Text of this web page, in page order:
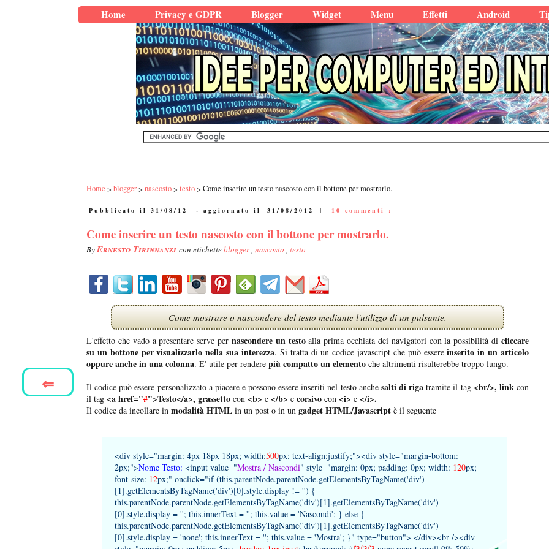
Home Privacy e GDPR Blogger Widget Menu Effetti Android
Home blogger nascosto testo Come inserire un testo nascosto con il bottone per mostrarlo.
Pubblicato il 31/08/12 - aggiornato il 31/08/2012 | 10 commenti :
Come inserire un testo nascosto con il bottone per mostrarlo.
ByErnesto Tirinnanzi con etichetteblogger, nascosto , testo
Come mostrare o nascondere del testo mediante l'utilizzo di un pulsante.
L'effetto che vado a presentare serve per nascondere un testoalla prima occhiata dei navigatori con la possibilità dicliccare
su un bottone per visualizzarlo nella sua interezza. Si tratta di un codice javascript che può essereinserito in un articolo
oppure anche in una colonna. E' utile per rendere più compatto un elemento che altrimenti risulterebbe troppo lungo.
Il codice può essere personalizzato a piacere e possono essere inseriti nel testo anche salti di riga tramite il tag <br/>, linkcon
il tag <a href="#">Testo</a>, grassetto con <b> e </b> e corsivo con <i> e </i>.
Il codice da incollare in modalità HTML in un post o in un gadget HTML/Javascript è il seguente
<div style="margin: 4px 18px 18px; width:500px; text-align:justify;"><div style="margin-bottom:
2px;">Nome Testo: <input value="Mostra / Nascondi" style="margin: 0px; padding: 0px; width: 120px;
font-size: 12px;" onclick="if (this.parentNode.parentNode.getElementsByTagName('div')
[1].getElementsByTagName('div')[0].style.display != '') {
this.parentNode.parentNode.getElementsByTagName('div')[1].getElementsByTagName('div')
[0].style.display = ''; this.innerText = ''; this.value = 'Nascondi'; } else {
this.parentNode.parentNode.getElementsByTagName('div')[1].getElementsByTagName('div')
[0].style.display = 'none'; this.innerText = ''; this.value = 'Mostra'; }" type="button"> </div><br /><div
⇐